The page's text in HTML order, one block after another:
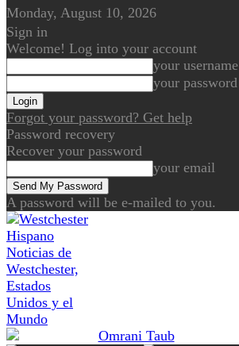
Monday, August 10, 2026
Sign in
Welcome! Log into your account
your username
your password
Forgot your password? Get help
Password recovery
Recover your password
your email
A password will be e-mailed to you.
Noticias de
Westchester,
Estados
Unidos y el
Mundo